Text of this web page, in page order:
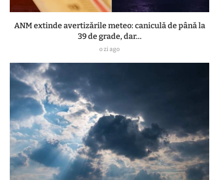
ANM extinde avertizările meteo: caniculă de până la
39 de grade, dar...
o zi ago